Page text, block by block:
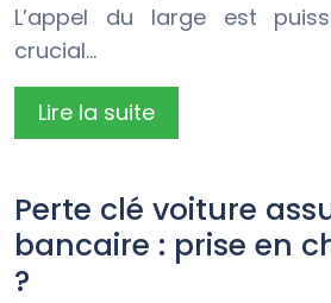
L’appel du large est
crucial…
Lire la suite
Perte clé voiture
bancaire : prise en
?